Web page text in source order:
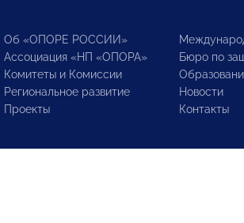
Об «ОПОРЕ РОССИИ»
Ассоциация «НП «ОПОРА»
Комитеты и Комиссии
Региональное развитие
Проекты
Бюро по
Новости
Контакты